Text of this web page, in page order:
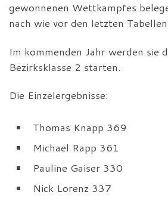
gewonnenen Wettkampfes
nach wie vor den letzten
Im kommenden Jahr werden sie
Bezirksklasse 2 starten.
Die Einzelergebnisse:
Thomas Knapp 369
Michael Rapp 361
Pauline Gaiser 330
Nick Lorenz 337